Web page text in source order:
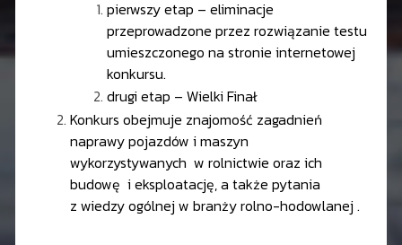
pierwszy etap – eliminacje
przeprowadzone przez rozwiązanie testu
umieszczonego na stronie internetowej
konkursu.
drugi etap – Wielki Finał
Konkurs obejmuje znajomość zagadnień
naprawy pojazdów i maszyn
wykorzystywanych w rolnictwie oraz ich
budowę i eksploatację, a także pytania
z wiedzy ogólnej w branży rolno-hodowlanej .